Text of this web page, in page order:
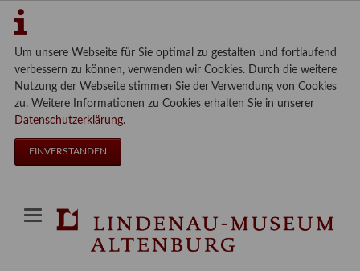
Um unsere Webseite für Sie optimal zu gestalten und fortlaufend
verbessern zu können, verwenden wir Cookies. Durch die weitere
Nutzung der Webseite stimmen Sie der Verwendung von Cookies
zu. Weitere Informationen zu Cookies erhalten Sie in unserer
Datenschutzerklärung.
EINVERSTANDEN